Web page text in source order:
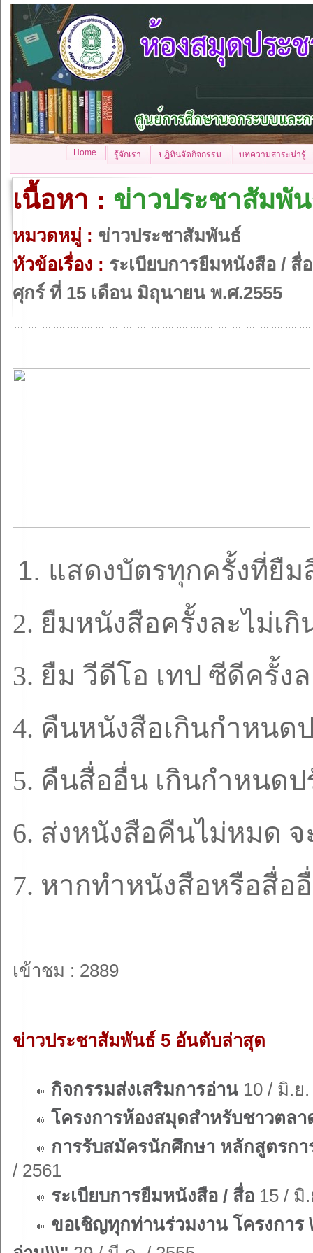
Home รู้จักเรา ปฏิทินจัดกิจกรรม บทความสาระน่ารู้
เนื้อหา : ข่าวประชาสัมพั
หมวดหมู่ : ข่าวประชาสัมพันธ์
หัวข้อเรื่อง : ระเบียบการยืมหนังสือ / สื่อ
ศุกร์ ที่ 15 เดือน มิถุนายน พ.ศ.2555
1. แสดงบัตรทุกครั้งที่ยืม
2. ยืมหนังสือครั้งละไม่เ
3. ยืม วีดีโอ เทป ซีดีครั้ง
4. คืนหนังสือเกินกำหนด
5. คืนสื่ออื่น เกินกำหนด
6. ส่งหนังสือคืนไม่หมด จ
7. หากทำหนังสือหรือสื่อ
เข้าชม : 2889
ข่าวประชาสัมพันธ์ 5 อันดับล่าสุด
กิจกรรมส่งเสริมการอ่าน 10 / มิ.ย
โครงการห้องสมุดสำหรับชาวตลา
การรับสมัครนักศึกษา หลักสูตรก
/ 2561
ระเบียบการยืมหนังสือ / สื่อ 15 / มิ
ขอเชิญทุกท่านร่วมงาน โครงกา